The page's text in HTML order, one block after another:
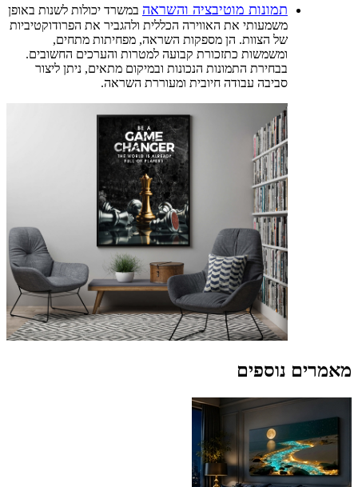
תמונות מוטיבציה והשראה במשרד יכולות לשנות באופן
משמעותי את האווירה הכללית ולהגביר את הפרודוקטיביות
של הצוות. הן מספקות השראה, מפחיתות מתחים,
ומשמשות כתזכורת קבועה למטרות והערכים החשובים.
בבחירת התמונות הנכונות ובמיקום מתאים, ניתן ליצור
סביבה עבודה חיובית ומעוררת השראה.
מאמרים נוספים